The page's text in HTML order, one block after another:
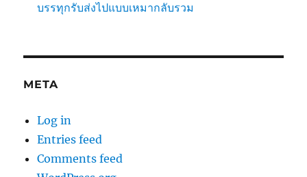
บรรทุกรับส่งไปแบบเหมากลับรวม
META
Log in
Entries feed
Comments feed